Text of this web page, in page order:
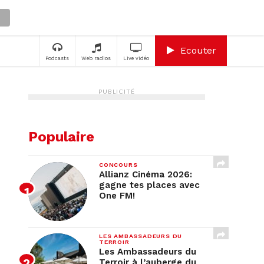
Podcasts Web radios Live vidéo
Ecouter
PUBLICITÉ
Populaire
CONCOURS
Allianz Cinéma 2026:
gagne tes places avec
One FM!
LES AMBASSADEURS DU
TERROIR
Les Ambassadeurs du